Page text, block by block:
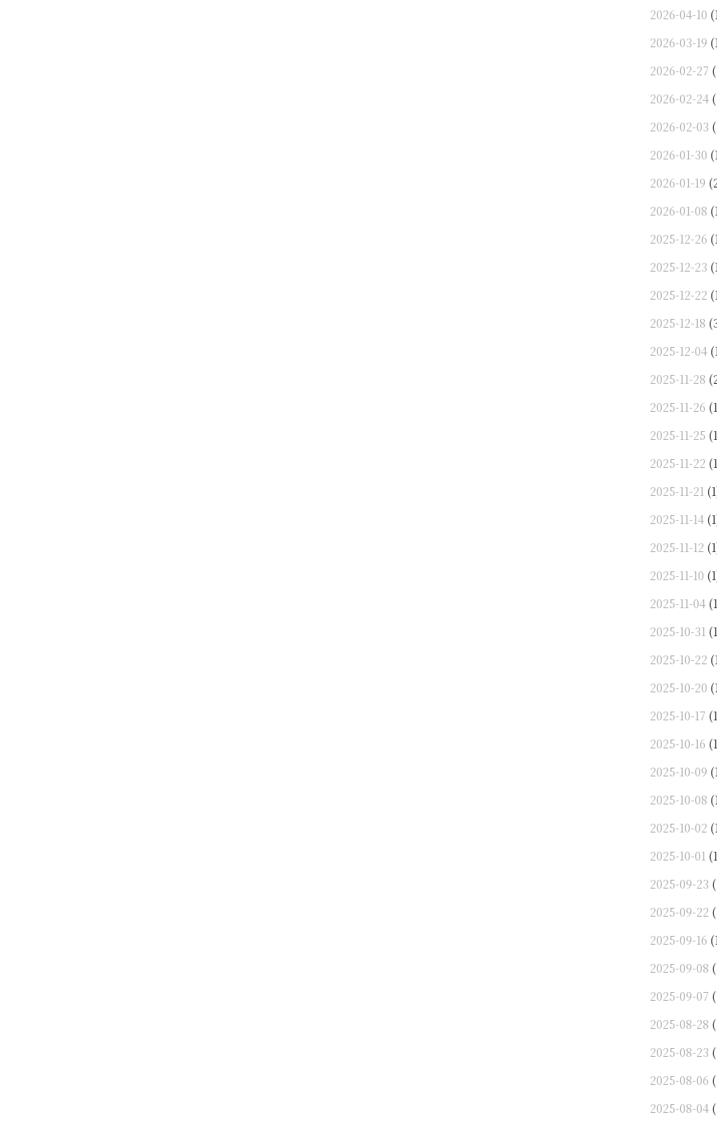
2026-04-10
2026-03-19
2026-02-27
2026-02-24
2026-02-03
2026-01-30
2026-01-19
2026-01-08
2025-12-26
2025-12-23
2025-12-22
2025-12-18
2025-12-04
2025-11-28
2025-11-26
2025-11-25
2025-11-22
2025-11-21
2025-11-14
2025-11-12
2025-11-10
2025-11-04
2025-10-31
2025-10-22
2025-10-20
2025-10-17
2025-10-16
2025-10-09
2025-10-08
2025-10-02
2025-10-01
2025-09-23
2025-09-22
2025-09-16
2025-09-08
2025-09-07
2025-08-28
2025-08-23
2025-08-06
2025-08-04